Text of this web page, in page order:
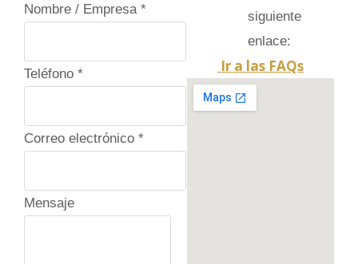
Nombre / Empresa *
Teléfono *
Correo electrónico *
Mensaje
siguiente
enlace:
Ir a las FAQs